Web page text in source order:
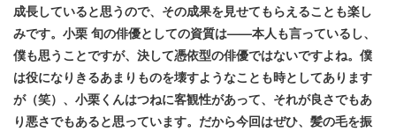
成長していると思うので、その成果を見せてもらえることも楽し
みです。小栗 旬の俳優としての資質は——本人も言っているし、
僕も思うことですが、決して憑依型の俳優ではないですよね。僕
は役になりきるあまりものを壊すようなことも時としてあります
が（笑）、小栗くんはつねに客観性があって、それが良さでもあ
り悪さでもあると思っています。だから今回はぜひ、髪の毛を振